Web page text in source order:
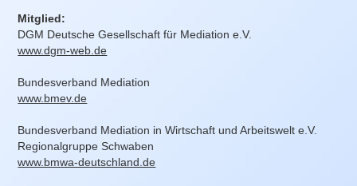
Mitglied:
DGM Deutsche Gesellschaft für Mediation e.V.
www.dgm-web.de
Bundesverband Mediation
www.bmev.de
Bundesverband Mediation in Wirtschaft und Arbeitswelt e.V.
Regionalgruppe Schwaben
www.bmwa-deutschland.de